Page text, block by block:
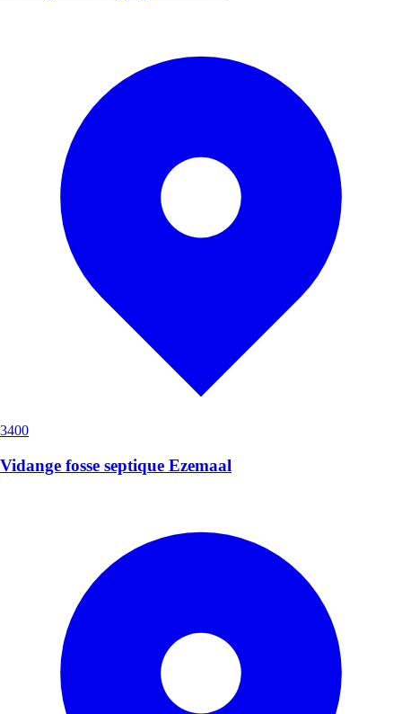
3400
Vidange fosse septique Ezemaal